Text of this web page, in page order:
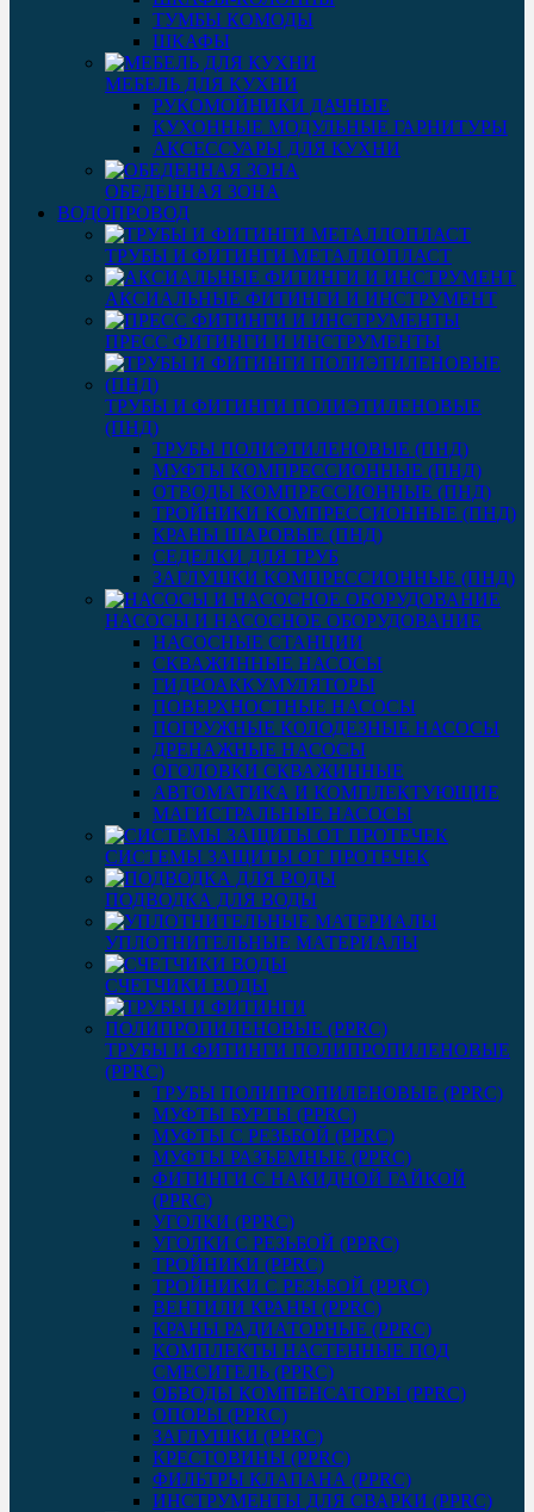
ТУМБЫ КОМОДЫ
ШКАФЫ
МЕБЕЛЬ ДЛЯ КУХНИ
РУКОМОЙНИКИ ДАЧНЫЕ
КУХОННЫЕ МОДУЛЬНЫЕ ГАРНИТУРЫ
АКСЕССУАРЫ ДЛЯ КУХНИ
ОБЕДЕННАЯ ЗОНА
ВОДОПРОВОД
ТРУБЫ И ФИТИНГИ МЕТАЛЛОПЛАСТ
АКСИАЛЬНЫЕ ФИТИНГИ И ИНСТРУМЕНТ
ПРЕСС ФИТИНГИ И ИНСТРУМЕНТЫ
ТРУБЫ И ФИТИНГИ ПОЛИЭТИЛЕНОВЫЕ
(ПНД)
ТРУБЫ ПОЛИЭТИЛЕНОВЫЕ (ПНД)
МУФТЫ КОМПРЕССИОННЫЕ (ПНД)
ОТВОДЫ КОМПРЕССИОННЫЕ (ПНД)
ТРОЙНИКИ КОМПРЕССИОННЫЕ (ПНД)
КРАНЫ ШАРОВЫЕ (ПНД)
СЕДЕЛКИ ДЛЯ ТРУБ
ЗАГЛУШКИ КОМПРЕССИОННЫЕ (ПНД)
НАСОСЫ И НАСОСНОЕ ОБОРУДОВАНИЕ
НАСОСНЫЕ СТАНЦИИ
СКВАЖИННЫЕ НАСОСЫ
ГИДРОАККУМУЛЯТОРЫ
ПОВЕРХНОСТНЫЕ НАСОСЫ
ПОГРУЖНЫЕ КОЛОДЕЗНЫЕ НАСОСЫ
ДРЕНАЖНЫЕ НАСОСЫ
ОГОЛОВКИ СКВАЖИННЫЕ
АВТОМАТИКА И КОМПЛЕКТУЮЩИЕ
МАГИСТРАЛЬНЫЕ НАСОСЫ
СИСТЕМЫ ЗАЩИТЫ ОТ ПРОТЕЧЕК
ПОДВОДКА ДЛЯ ВОДЫ
УПЛОТНИТЕЛЬНЫЕ МАТЕРИАЛЫ
СЧЕТЧИКИ ВОДЫ
ТРУБЫ И ФИТИНГИ ПОЛИПРОПИЛЕНОВЫЕ
(PPRC)
ТРУБЫ ПОЛИПРОПИЛЕНОВЫЕ (PPRC)
МУФТЫ БУРТЫ (PPRC)
МУФТЫ C РЕЗЬБОЙ (PPRC)
МУФТЫ РАЗЪЕМНЫЕ (PPRC)
ФИТИНГИ С НАКИДНОЙ ГАЙКОЙ
(PPRC)
УГОЛКИ (PPRC)
УГОЛКИ С РЕЗЬБОЙ (PPRC)
ТРОЙНИКИ (PPRC)
ТРОЙНИКИ С РЕЗЬБОЙ (PPRC)
ВЕНТИЛИ КРАНЫ (PPRC)
КРАНЫ РАДИАТОРНЫЕ (PPRC)
КОМПЛЕКТЫ НАСТЕННЫЕ ПОД
СМЕСИТЕЛЬ (PPRC)
ОБВОДЫ КОМПЕНСАТОРЫ (PPRC)
ОПОРЫ (PPRC)
ЗАГЛУШКИ (PPRC)
КРЕСТОВИНЫ (PPRC)
ФИЛЬТРЫ КЛАПАНА (PPRC)
ИНСТРУМЕНТЫ ДЛЯ СВАРКИ (PPRC)